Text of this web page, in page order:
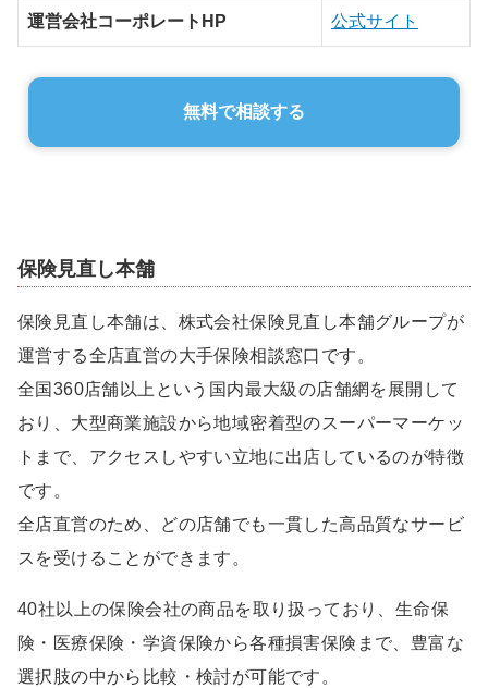
運営会社コーポレートHP 公式サイト
無料で相談する
保険見直し本舗
保険見直し本舗は、株式会社保険見直し本舗グループが
運営する全店直営の大手保険相談窓口です。
全国360店舗以上という国内最大級の店舗網を展開して
おり、大型商業施設から地域密着型のスーパーマーケッ
トまで、アクセスしやすい立地に出店しているのが特徴
です。
全店直営のため、どの店舗でも一貫した高品質なサービ
スを受けることができます。
40社以上の保険会社の商品を取り扱っており、生命保
険・医療保険・学資保険から各種損害保険まで、豊富な
選択肢の中から比較・検討が可能です。